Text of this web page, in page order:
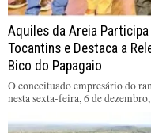
Aquiles da Areia
Tocantins e Destaca a
Bico do Papagaio
O conceituado empresário do
nesta sexta-feira, 6 de